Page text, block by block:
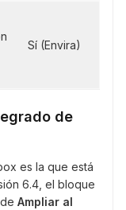
Sí (Envira)
de
es la que está
6.4, el bloque
Ampliar al